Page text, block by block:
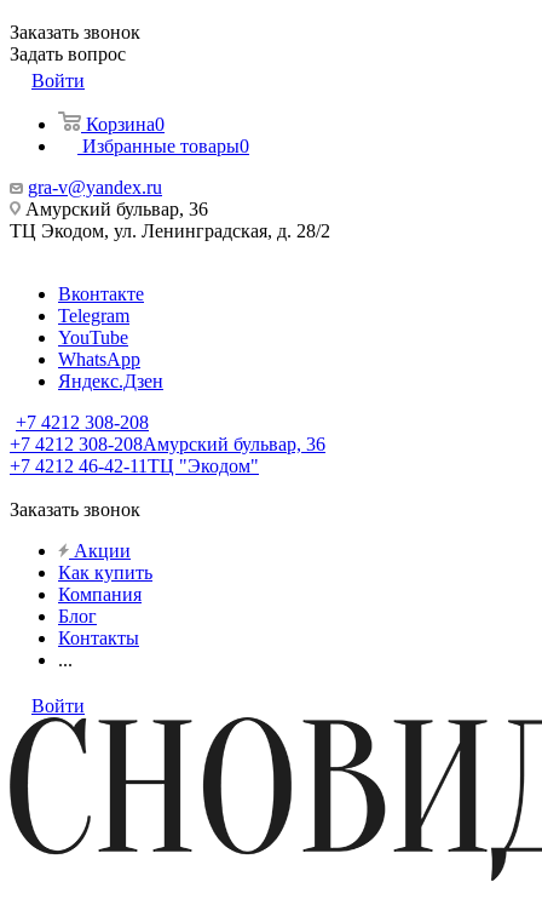
Заказать звонок
Задать вопрос
Войти
Корзина0
Избранные товары0
gra-v@yandex.ru
Амурский бульвар, 36
ТЦ Экодом, ул. Ленинградская, д. 28/2
Вконтакте
Telegram
YouTube
WhatsApp
Яндекс.Дзен
+7 4212 308-208
+7 4212 308-208Амурский бульвар, 36
+7 4212 46-42-11ТЦ "Экодом"
Заказать звонок
Акции
Как купить
Компания
Блог
Контакты
...
Войти